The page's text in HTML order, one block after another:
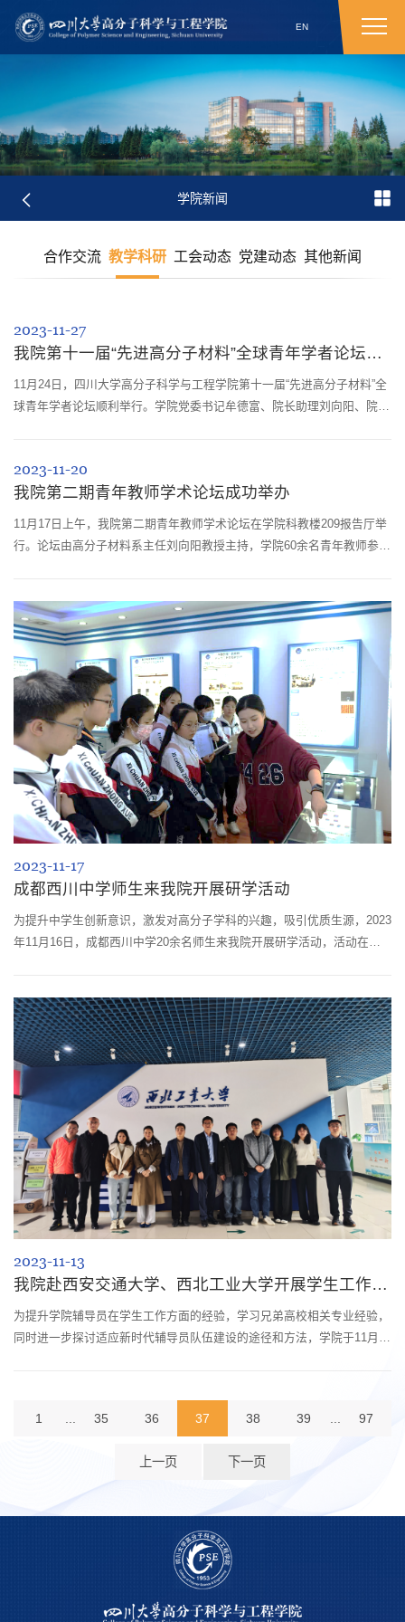
EN
学院新闻
合作交流 教学科研 工会动态 党建动态 其他新闻
2023-11-27
我院第十一届“先进高分子材料”全球青年学者论坛顺利举行
11月24日，四川大学高分子科学与工程学院第十一届“先进高分子材料”全
球青年学者论坛顺利举行。学院党委书记牟德富、院长助理刘向阳、院长
坛。会议由王宇主持。来自美国麻省理工学院、美国西北大学、美国明尼
苏达大学、法国斯特拉斯堡大学、比利时鲁汶大学、日本京都大学、日本
北海道大学、...
2023-11-20
我院第二期青年教师学术论坛成功举办
11月17日上午，我院第二期青年教师学术论坛在学院科教楼209报告厅举
行。论坛由高分子材料系主任刘向阳教授主持，学院60余名青年教师参与
似混合物的分离、多孔材料的溶液加工和宏观化，在科学原理上危机相似
混合物分离开辟了可行性。冯文骞介绍了基于开发的无掩膜动态光刻技术
以及3D打印装...
2023-11-17
成都西川中学师生来我院开展研学活动
为提升中学生创新意识，激发对高分子学科的兴趣，吸引优质生源，2023
年11月16日，成都西川中学20余名师生来我院开展研学活动，活动在高
献。随后学院副院长冉蓉从历史沿革、学科现状和未来发展这三个方面，
详细介绍了四川大学高分子科学与工程学院的建立与发展、人才培养模式
以及取得的教学科...
2023-11-13
我院赴西安交通大学、西北工业大学开展学生工作调研学习
为提升学院辅导员在学生工作方面的经验，学习兄弟高校相关专业经验，
同时进一步探讨适应新时代辅导员队伍建设的途径和方法，学院于11月8-
学院开展调研学习和经验交流。在调研和交流中，西安交通大学材料科学
与工程学院副书记魏炜和西北工业大学化学与化工学院副书记姚东东分别
1 ... 35 36 37 38 39 ... 97
上一页 下一页